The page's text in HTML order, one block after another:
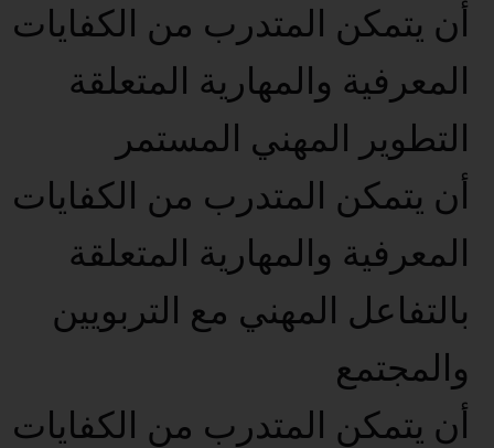
أن يتمكن المتدرب من الكفايات
المعرفية والمهارية المتعلقة
التطوير المهني المستمر
أن يتمكن المتدرب من الكفايات
المعرفية والمهارية المتعلقة
بالتفاعل المهني مع التربويين
والمجتمع
أن يتمكن المتدرب من الكفايات